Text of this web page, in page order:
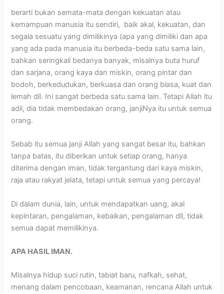
berarti bukan semata-mata dengan kekuatan atau
kemampuan manusia itu sendiri, baik akal, kekuatan, dan
segala sesuatu yang dimilikinya (apa yang dimiliki dan apa
yang ada pada manusia itu berbeda-beda satu sama lain,
bahkan seringkali bedanya banyak, misalnya buta huruf
dan sarjana, orang kaya dan miskin, orang pintar dan
bodoh, berkedudukan, berkuasa dan orang biasa, kuat dan
lemah dll. Ini sangat berbeda satu sama lain. Tetapi Allah itu
adil, dia tidak membedakan orang, janjiNya itu untuk semua
orang.
Sebab itu semua janji Allah yang sangat besar itu, bahkan
tanpa batas, itu diberikan untuk setiap orang, hanya
diterima dengan iman, tidak tergantung dari kaya miskin,
raja atau rakyat jelata, tetapi untuk semua yang percaya!
Di dalam dunia, lain, untuk mendapatkan uang, akal
kepintaran, pengalaman, kebaikan, pengalaman dll, tidak
semua dapat memilikinya.
APA HASIL IMAN.
Misalnya hidup suci rutin, tabiat baru, nafkah, sehat,
menang dalam pencobaan, keamanan, rencana Allah untuk